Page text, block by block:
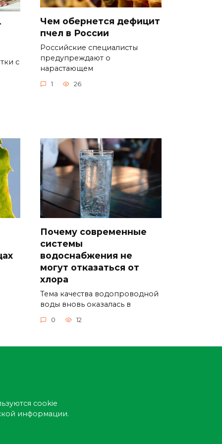
с
Чем обернется дефицит
пчел в России
Российские специалисты
предупреждают о
нарастающем
1 26
Почему современные
системы
водоснабжения не
могут отказаться от
хлора
Тема качества водопроводной
воды вновь оказалась в
0 12
cookie
информации.